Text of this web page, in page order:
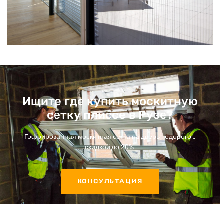
Ищите где купить москитную
сетку плиссе в Рузе?
Гофрированная москитная сетка на дверь недорого с
скидкой до 20%
КОНСУЛЬТАЦИЯ